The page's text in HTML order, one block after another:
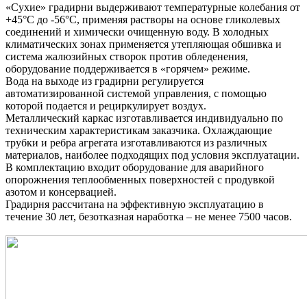
«Сухие» градирни выдерживают температурные колебания от
+45°С до -56°С, применяя растворы на основе гликолевых
соединений и химически очищенную воду. В холодных
климатических зонах применяется утепляющая обшивка и
система жалюзийных створок против обледенения,
оборудование поддерживается в «горячем» режиме.
Вода на выходе из градирни регулируется
автоматизированной системой управления, с помощью
которой подается и рециркулирует воздух.
Металлический каркас изготавливается индивидуально по
техническим характеристикам заказчика. Охлаждающие
трубки и ребра агрегата изготавливаются из различных
материалов, наиболее подходящих под условия эксплуатации.
В комплектацию входит оборудование для аварийного
опорожнения теплообменных поверхностей с продувкой
азотом и консервацией.
Градирня рассчитана на эффективную эксплуатацию в
течение 30 лет, безотказная наработка – не менее 7500 часов.